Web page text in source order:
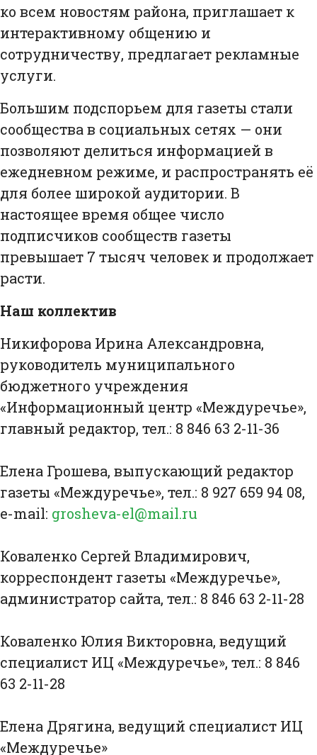
ко всем новостям района, приглашает к
интерактивному общению и
сотрудничеству, предлагает рекламные
услуги.
Большим подспорьем для газеты стали
сообщества в социальных сетях — они
позволяют делиться информацией в
ежедневном режиме, и распространять её
для более широкой аудитории. В
настоящее время общее число
подписчиков сообществ газеты
превышает 7 тысяч человек и продолжает
расти.
Наш коллектив
Никифорова Ирина Александровна,
руководитель муниципального
бюджетного учреждения
«Информационный центр «Междуречье»,
главный редактор, тел.: 8 846 63 2-11-36
Елена Грошева, выпускающий редактор
газеты «Междуречье», тел.: 8 927 659 94 08,
e-mail: grosheva-el@mail.ru
Коваленко Сергей Владимирович,
корреспондент газеты «Междуречье»,
администратор сайта, тел.: 8 846 63 2-11-28
Коваленко Юлия Викторовна, ведущий
специалист ИЦ «Междуречье», тел.: 8 846
63 2-11-28
Елена Дрягина, ведущий специалист ИЦ
«Междуречье»